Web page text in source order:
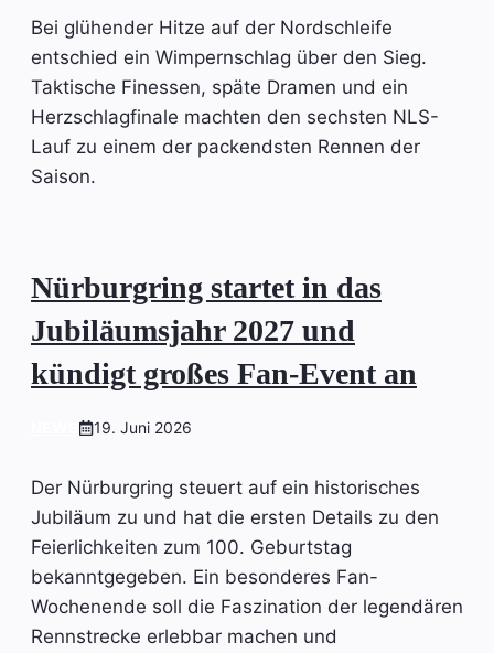
Bei glühender Hitze auf der Nordschleife
entschied ein Wimpernschlag über den Sieg.
Taktische Finessen, späte Dramen und ein
Herzschlagfinale machten den sechsten NLS-
Lauf zu einem der packendsten Rennen der
Saison.
Nürburgring startet in das
Jubiläumsjahr 2027 und
kündigt großes Fan-Event an
19. Juni 2026
Der Nürburgring steuert auf ein historisches
Jubiläum zu und hat die ersten Details zu den
Feierlichkeiten zum 100. Geburtstag
bekanntgegeben. Ein besonderes Fan-
Wochenende soll die Faszination der legendären
Rennstrecke erlebbar machen und